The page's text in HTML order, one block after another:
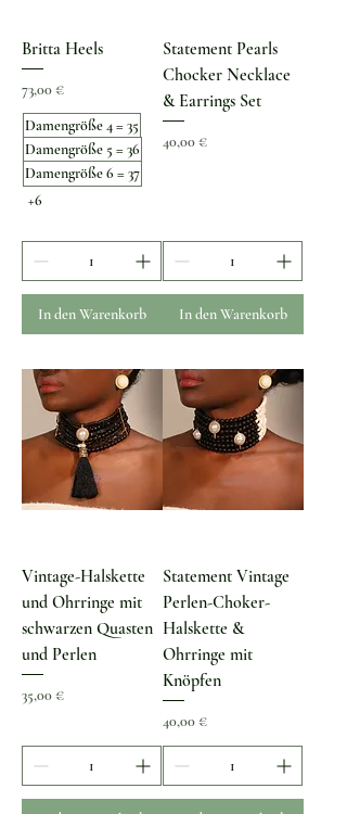
Britta Heels
Preis
73,00 €
Damengröße 4 = 35
Damengröße 5 = 36
Damengröße 6 = 37
+6
In den Warenkorb
Statement Pearls
Chocker Necklace
& Earrings Set
Preis
40,00 €
In den Warenkorb
Vintage-Halskette
und Ohrringe mit
schwarzen Quasten
und Perlen
Preis
35,00 €
Statement Vintage
Perlen-Choker-
Halskette &
Ohrringe mit
Knöpfen
Preis
40,00 €